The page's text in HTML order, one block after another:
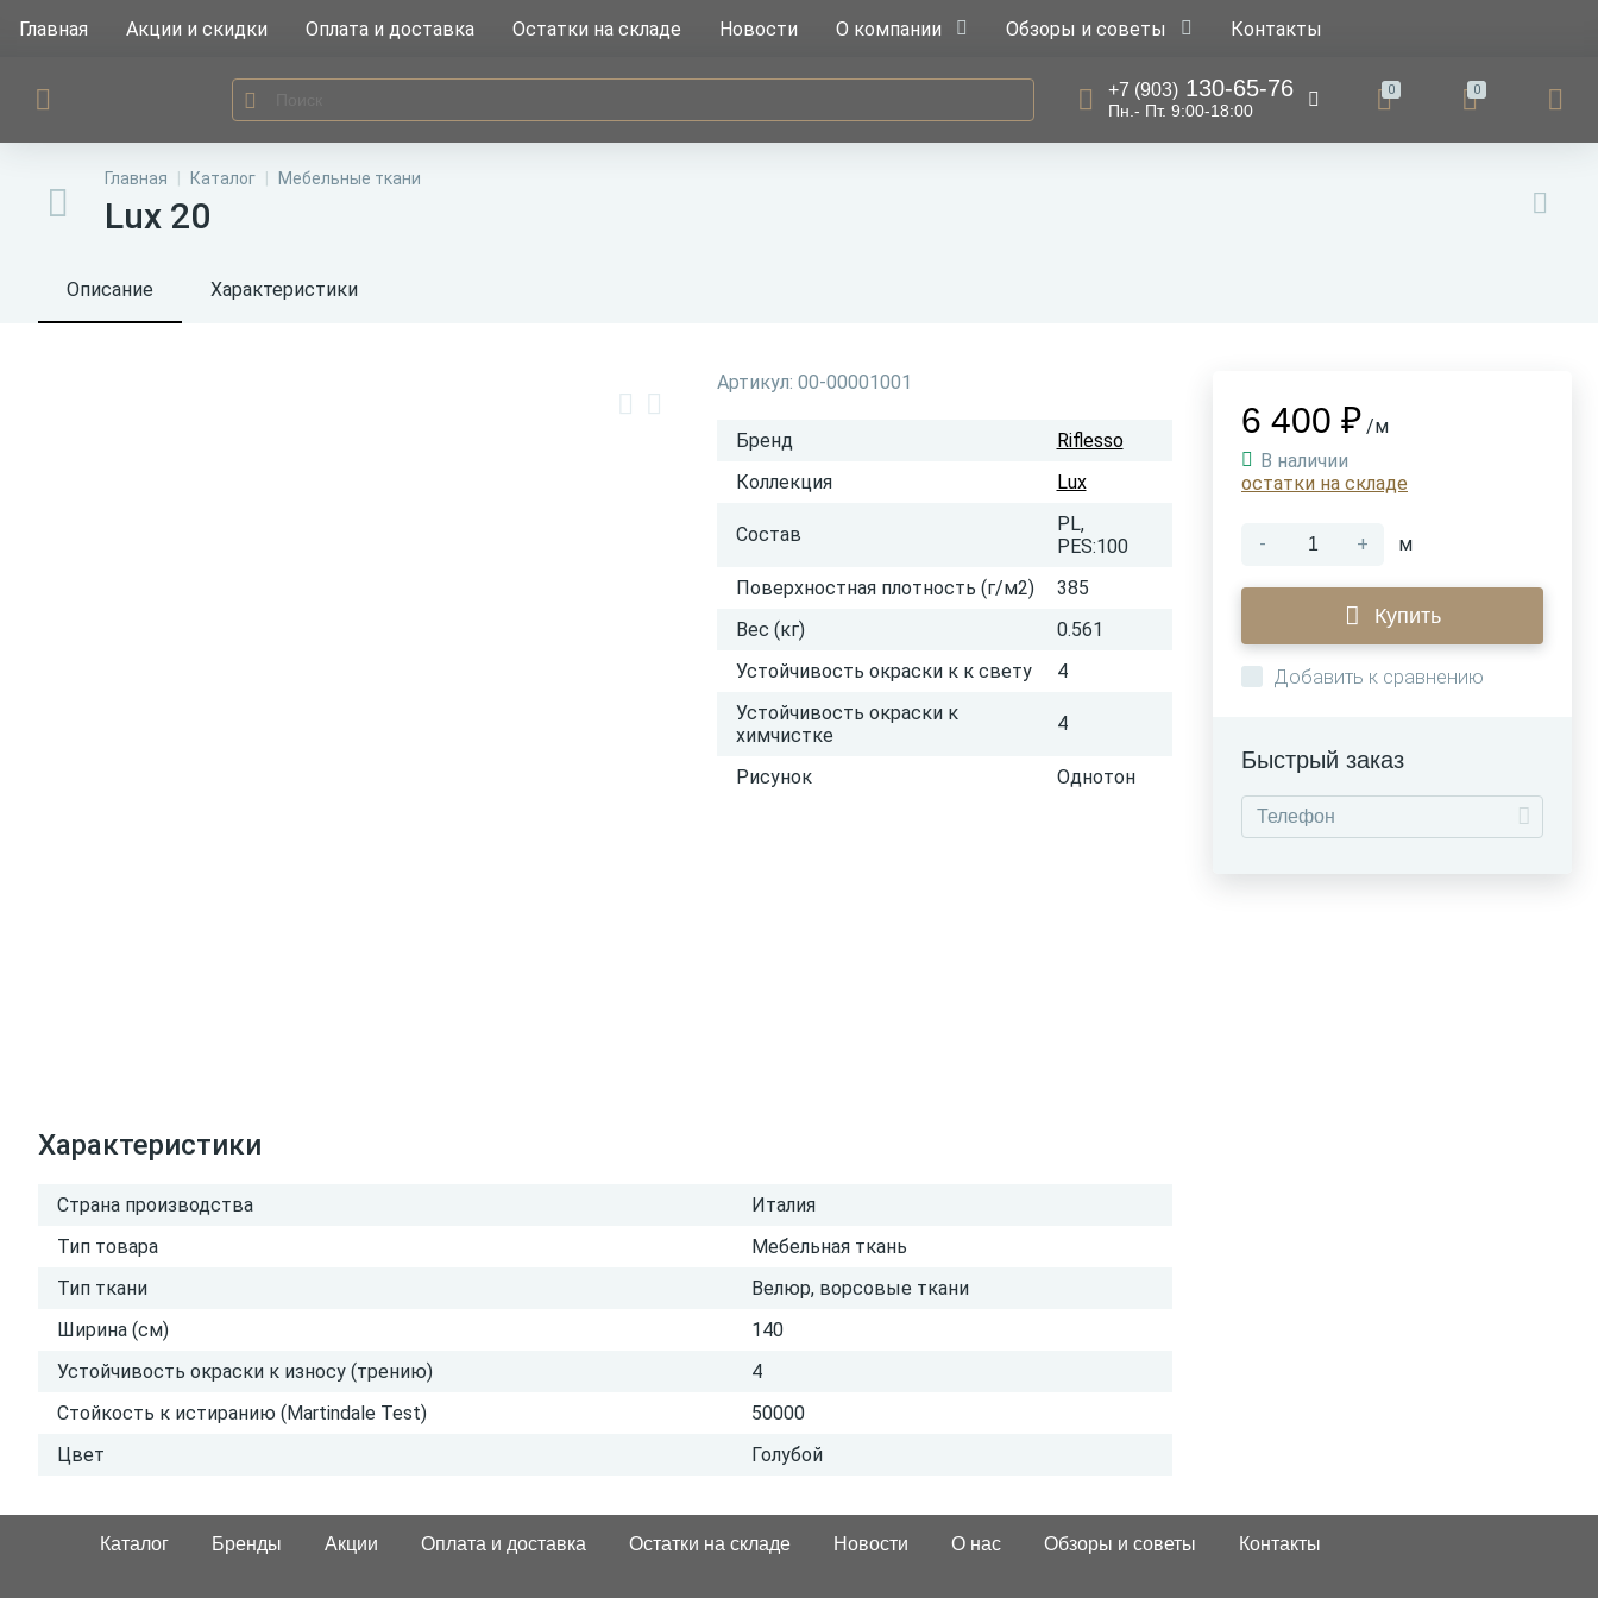
Главная Акции и скидки Оплата и доставка Остатки на складе Новости О компании Обзоры и советы Контакты
+7 (903) 130-65-76
Пн.- Пт. 9:00-18:00
0 0
Главная Каталог Мебельные ткани
Lux 20
Описание Характеристики
Артикул: 00-00001001
Бренд
Riflesso
Коллекция
Lux
Состав
PL,
PES:100
Поверхностная плотность (г/м2)
385
Вес (кг)
0.561
Устойчивость окраски к к свету
4
Устойчивость окраски к
химчистке
4
Рисунок Однотон
Характеристики
Страна производства
Италия
Тип товара
Мебельная ткань
Тип ткани
Велюр, ворсовые ткани
Ширина (см)
140
Устойчивость окраски к износу (трению)
4
Стойкость к истиранию (Martindale Test)
50000
Цвет
Голубой
6 400 ₽ /м
В наличии
остатки на складе
- + м
Купить
Добавить к сравнению
Быстрый заказ
Каталог Бренды Акции Оплата и доставка Остатки на складе Новости О нас Обзоры и советы Контакты